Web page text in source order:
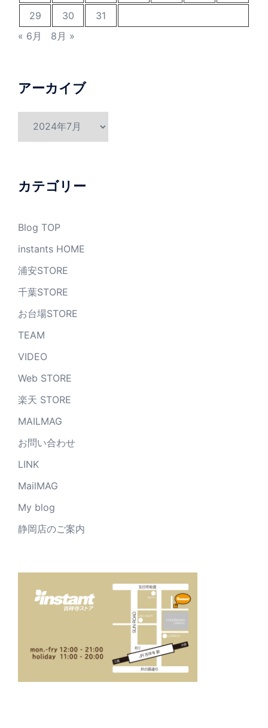
29
30
31
« 6月
8月 »
アーカイブ
ブ
カテゴリー
Blog TOP
instants HOME
浦安STORE
千葉STORE
お台場STORE
TEAM
VIDEO
Web STORE
楽天 STORE
MAILMAG
お問い合わせ
LINK
MailMAG
My blog
静岡店のご案内